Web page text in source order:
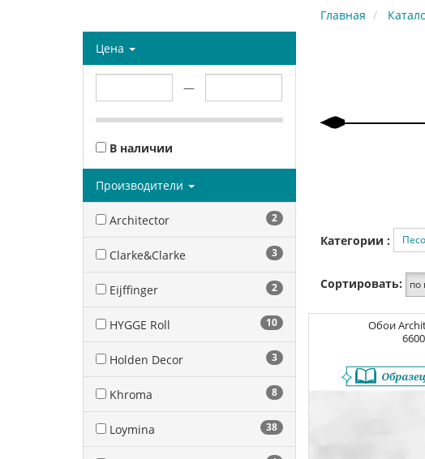
Главная
Цена
—
В наличии
Производители
Architector 2
Clarke&Clarke 3
Eijffinger 2
HYGGE Roll 10
Holden Decor 3
Khroma 8
Loymina 38
Категории :
Сортировать: по
Обои